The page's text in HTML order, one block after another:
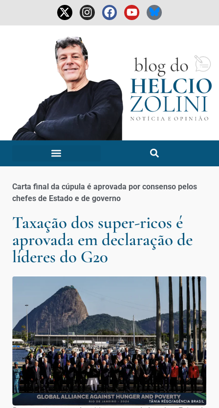
Carta final da cúpula é aprovada por consenso pelos
chefes de Estado e de governo
Taxação dos super-ricos é
aprovada em declaração de
líderes do G20